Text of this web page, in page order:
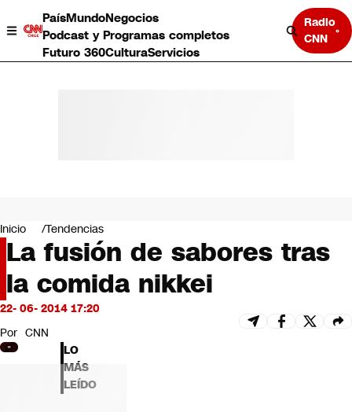
PaísMundoNegocios
Podcast y Programas completos
Futuro 360CulturaServicios
Radio
CNN
Negocios
Deportes
Programas completos
Cultura
Servicios
Bits
CNN Data
CNN tiempo
Futuro 360
Inicio Tendencias
La fusión de sabores tras
la comida nikkei
22- 06- 2014 17:20
Por CNN
LO
MÁS
LEÍDO